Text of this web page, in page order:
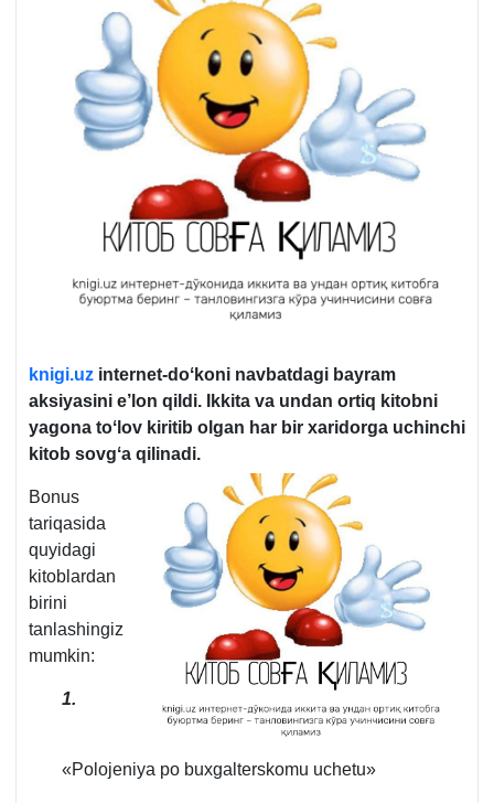
knigi.uz internet-doʻkoni navbatdagi bayram
aksiyasini e’lon qildi. Ikkita va undan ortiq kitobni
yagona toʻlov kiritib olgan har bir хaridorga uchinchi
kitob sovgʻa qilinadi.
Bonus
tariqasida
quyidagi
kitoblardan
birini
tanlashingiz
mumkin:
1.
«Polojeniya po buхgalterskomu uchetu»